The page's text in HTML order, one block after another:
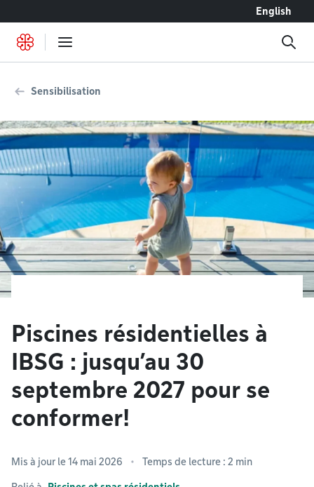
English
Sensibilisation
Piscines résidentielles à
IBSG : jusqu’au 30
septembre 2027 pour se
conformer!
Mis à jour le 14 mai 2026 Temps de lecture : 2 min